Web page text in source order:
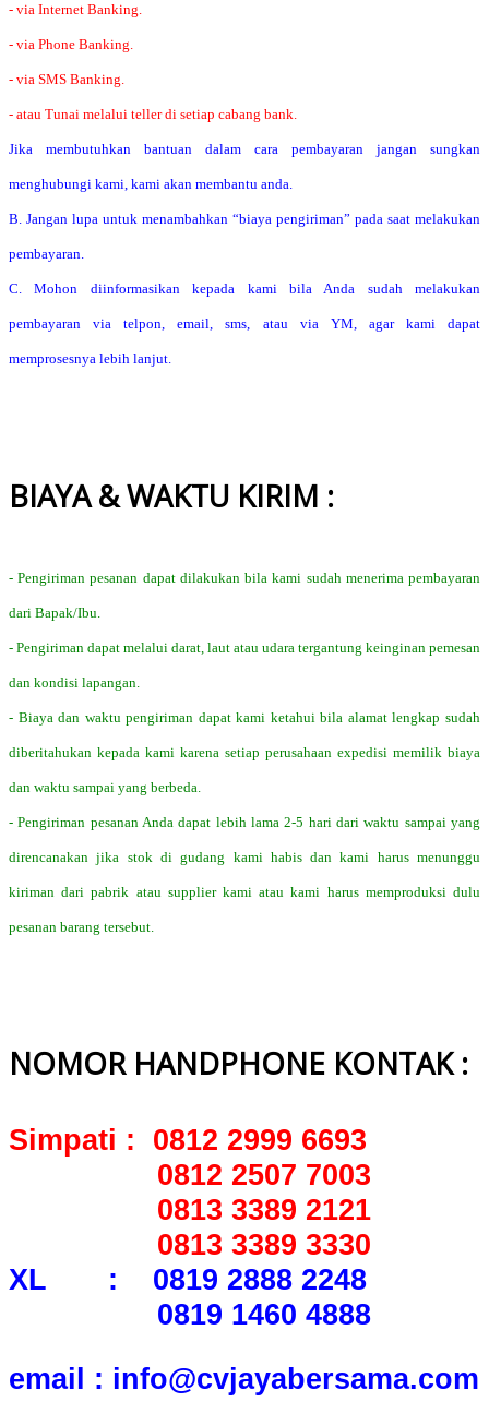
- via Internet Banking.
- via Phone Banking.
- via SMS Banking.
- atau Tunai melalui teller di setiap cabang bank.
Jika membutuhkan bantuan dalam cara pembayaran jangan sungkan
menghubungi kami, kami akan membantu anda.
B. Jangan lupa untuk menambahkan “biaya pengiriman” pada saat melakukan
pembayaran.
C. Mohon diinformasikan kepada kami bila Anda sudah melakukan
pembayaran via telpon, email, sms, atau via YM, agar kami dapat
memprosesnya lebih lanjut.
BIAYA & WAKTU KIRIM :
- Pengiriman pesanan dapat dilakukan bila kami sudah menerima pembayaran
dari Bapak/Ibu.
- Pengiriman dapat melalui darat, laut atau udara tergantung keinginan pemesan
dan kondisi lapangan.
- Biaya dan waktu pengiriman dapat kami ketahui bila alamat lengkap sudah
diberitahukan kepada kami karena setiap perusahaan expedisi memilik biaya
dan waktu sampai yang berbeda.
- Pengiriman pesanan Anda dapat lebih lama 2-5 hari dari waktu sampai yang
direncanakan jika stok di gudang kami habis dan kami harus menunggu
kiriman dari pabrik atau supplier kami atau kami harus memproduksi dulu
pesanan barang tersebut.
NOMOR HANDPHONE KONTAK :
Simpati : 0812 2999 6693
0812 2507 7003
0813 3389 2121
0813 3389 3330
XL : 0819 2888 2248
0819 1460 4888
email : info@cvjayabersama.com